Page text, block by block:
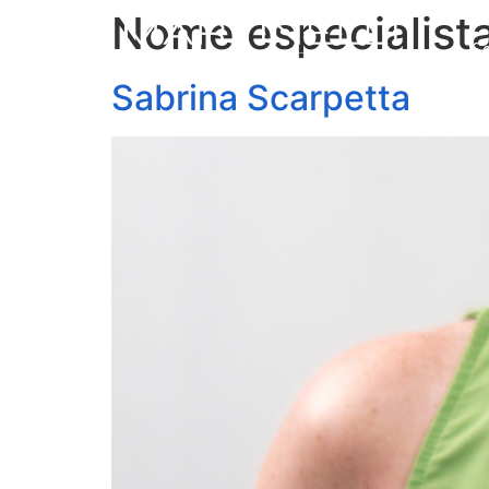
Nome
Sabrina Scarpetta